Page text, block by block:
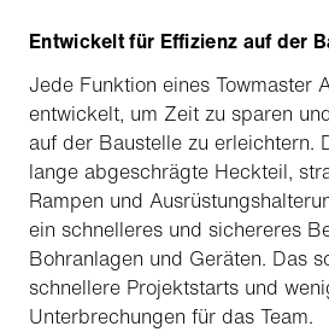
Entwickelt für Effizienz auf der
Jede Funktion eines Towmaster
entwickelt, um Zeit zu sparen
auf der Baustelle zu erleichtern.
lange abgeschrägte Heckteil,
Rampen und
ein schnelleres und sichereres
Bohranlagen und Geräten. Das
schnellere Projektstarts und
Unterbrechungen für das Team.